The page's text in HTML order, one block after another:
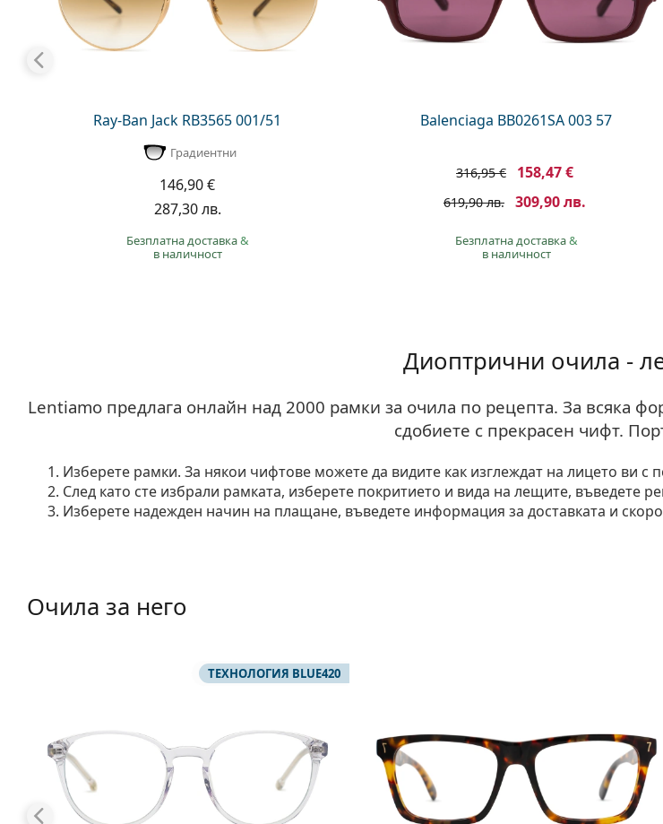
Ray-Ban Jack RB3565 001/51
Градиентни
146,90 €
287,30 лв.
Безплатна доставка&
в наличност
Balenciaga BB0261SA 003 57
316,95 € 158,47 €
619,90 лв. 309,90 лв.
Безплатна доставка&
в наличност
Диоптрични очила -
Lentiamo предлага онлайн над 2000 рамки за очила по рецепта. За всяка
сдобиете с прекрасен чифт.
Изберете рамки. За някои чифтове можете да видите как изглеждат на лицето ви
След като сте избрали рамката, изберете покритието и вида на лещите, въведете
Изберете надежден начин на плащане, въведете информация за доставката и
Очила за него
ТЕХНОЛОГИЯ BLUE420